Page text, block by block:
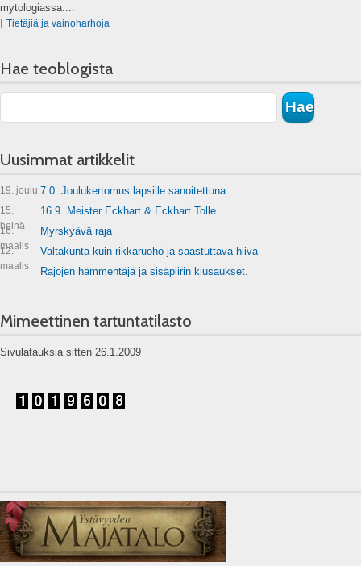
mytologiassa....
⌊ Tietäjiä ja vainoharhoja
Hae teoblogista
Uusimmat artikkelit
19. joulu 7.0. Joulukertomus lapsille sanoitettuna
15.
heinä
16.9. Meister Eckhart & Eckhart Tolle
16.
maalis
Myrskyävä raja
12.
maalis
Valtakunta kuin rikkaruoho ja saastuttava hiiva
Rajojen hämmentäjä ja sisäpiirin kiusaukset.
Mimeettinen tartuntatilasto
Sivulatauksia sitten 26.1.2009